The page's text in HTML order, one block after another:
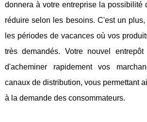
donnera à votre entreprise la possibilité
réduire selon les besoins. C'est un
les périodes de vacances où vos
très demandés. Votre nouvel entrepôt
d'acheminer rapidement vos
canaux de distribution, vous permettant
à la demande des consommateurs.